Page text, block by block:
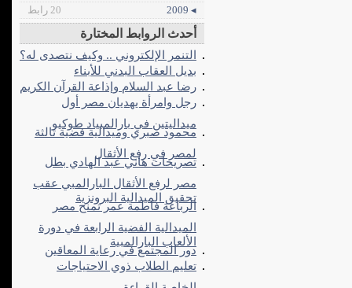
◂ 2009
20 رابط
أحدث الروابط المختارة
التنمر الإلكتروني .. وكيف نتصدى له؟
بديل العقاب البدني للأبناء
رضا عبد السلام وإذاعة القرآن الكريم
رجل وامرأة يهديان مصر أول
ميداليتين في بارالمبياد طوكيو
محمود صبري وميدالية فضية ثالثة
لمصر في رفع الأثقال
تصريحات هاني عبد الهادي بطل
مصر لرفع الأثقال البارالمبي عقب
تحقيق الميدالية البرونزية
الرباعة فاطمة عمر تمنح مصر
الميدالية الفضية الرابعة في دورة
الألعاب البارالمبية
دور المجتمع في رعاية المعاقين
تعليم الطلاب ذوي الاحتياجات
الخاصة القراءة